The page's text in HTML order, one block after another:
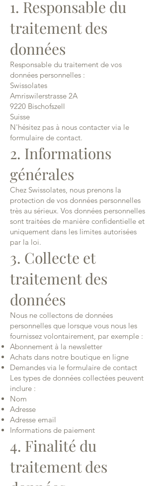
1. Responsable du
traitement des
données
Responsable du traitement de vos
données personnelles :
Swissolates
Amriswilerstrasse 2A
9220 Bischofszell
Suisse
N'hésitez pas à nous contacter via le
formulaire de contact.
2. Informations
générales
Chez Swissolates, nous prenons la
protection de vos données personnelles
très au sérieux. Vos données personnelles
sont traitées de manière confidentielle et
uniquement dans les limites autorisées
par la loi.
3. Collecte et
traitement des
données
Nous ne collectons de données
personnelles que lorsque vous nous les
fournissez volontairement, par exemple :
Abonnement à la newsletter
Achats dans notre boutique en ligne
Demandes via le formulaire de contact
Les types de données collectées peuvent
inclure :
Nom
Adresse
Adresse email
Informations de paiement
4. Finalité du
traitement des